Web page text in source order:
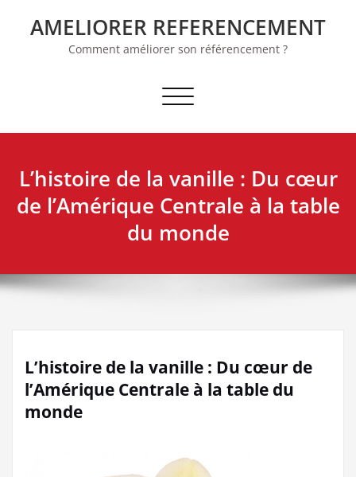
AMELIORER REFERENCEMENT
Comment améliorer son référencement ?
Afficher/masquer la navigation
L’histoire de la vanille : Du cœur
de l’Amérique Centrale à la table
du monde
L’histoire de la vanille : Du cœur de
l’Amérique Centrale à la table du
monde